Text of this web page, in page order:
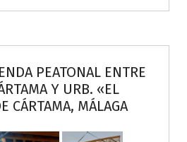
PEATONAL ENTRE
Y URB. «EL
CÁRTAMA, MÁLAGA